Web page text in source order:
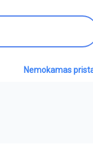
Nemokamas